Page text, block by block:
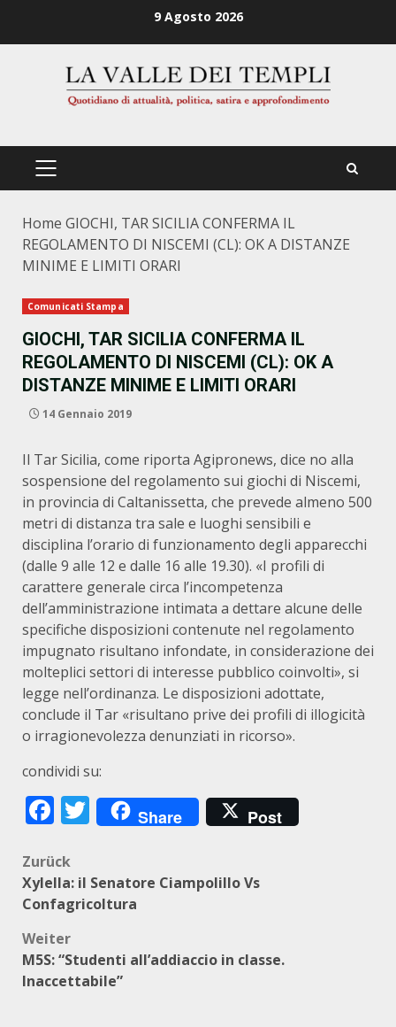
9 Agosto 2026
PRIMÄRES
Home GIOCHI, TAR SICILIA CONFERMA IL
REGOLAMENTO DI NISCEMI (CL): OK A DISTANZE
MINIME E LIMITI ORARI
Comunicati Stampa
GIOCHI, TAR SICILIA CONFERMA IL
REGOLAMENTO DI NISCEMI (CL): OK A
DISTANZE MINIME E LIMITI ORARI
14 Gennaio 2019
Il Tar Sicilia, come riporta Agipronews, dice no alla
sospensione del regolamento sui giochi di Niscemi,
in provincia di Caltanissetta, che prevede almeno 500
metri di distanza tra sale e luoghi sensibili e
disciplina l’orario di funzionamento degli apparecchi
(dalle 9 alle 12 e dalle 16 alle 19.30). «I profili di
carattere generale circa l’incompetenza
dell’amministrazione intimata a dettare alcune delle
specifiche disposizioni contenute nel regolamento
impugnato risultano infondate, in considerazione dei
molteplici settori di interesse pubblico coinvolti», si
legge nell’ordinanza. Le disposizioni adottate,
conclude il Tar «risultano prive dei profili di illogicità
o irragionevolezza denunziati in ricorso».
condividi su:
Facebook
Twitter
Share Post
Beitragsnavigation
Zurück
Xylella: il Senatore Ciampolillo Vs
Confagricoltura
Weiter
M5S: “Studenti all’addiaccio in classe.
Inaccettabile”